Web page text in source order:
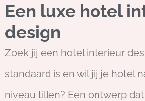
Een luxe hotel
design
Zoek jij een hotel interieur
standaard is en wil jij je hotel
niveau tillen? Een ontwerp